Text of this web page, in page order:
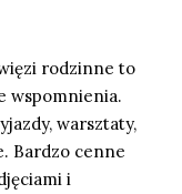
rodzinne to
wspomnienia.
warsztaty,
Bardzo cenne
i